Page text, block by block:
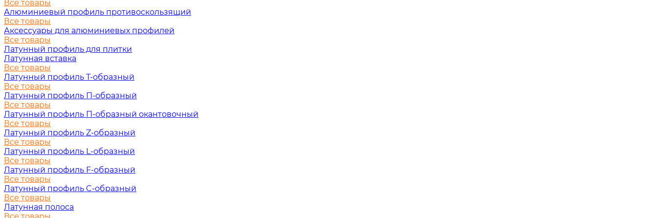
Все товары
Алюминиевый профиль противоскользящий
Все товары
Аксессуары для алюминиевых профилей
Все товары
Латунный профиль для плитки
Латунная вставка
Все товары
Латунный профиль Т-образный
Все товары
Латунный профиль П-образный
Все товары
Латунный профиль П-образный окантовочный
Все товары
Латунный профиль Z-образный
Все товары
Латунный профиль L-образный
Все товары
Латунный профиль F-образный
Все товары
Латунный профиль C-образный
Все товары
Латунная полоса